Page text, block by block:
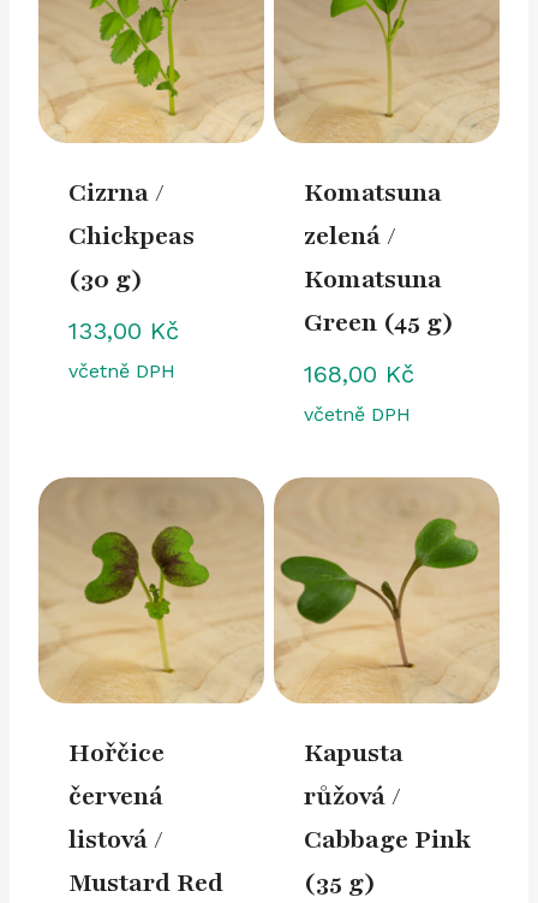
Cizrna /
Chickpeas
(30 g)
133,00 Kč
včetně DPH
Komatsuna
zelená /
Komatsuna
Green (45 g)
168,00 Kč
včetně DPH
Hořčice
červená
listová /
Mustard Red
Kapusta
růžová /
Cabbage Pink
(35 g)